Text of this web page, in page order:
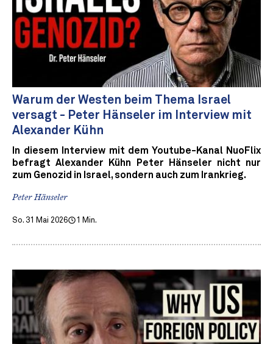
Warum der Westen beim Thema Israel
versagt - Peter Hänseler im Interview mit
Alexander Kühn
In diesem Interview mit dem Youtube-Kanal NuoFlix
befragt Alexander Kühn Peter Hänseler nicht nur
zum Genozid in Israel, sondern auch zum Irankrieg.
Peter Hänseler
So. 31 Mai 2026 1 Min.